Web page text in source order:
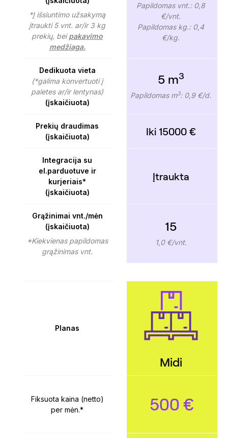
*Į išsiuntimo užsakymą
įtraukti 5 vnt. ar/ir 3 kg
prekių, beipakavimo
medžiaga.
Papildomas vnt.: 0,8
€/vnt.
Papildomas kg.: 0,4
€/kg.
Dedikuota vieta
(*galima konvertuoti į
paletes ar/ir lentynas)
(įskaičiuota)
5 m3
Papildomas m3: 0,9 €/d.
Prekių draudimas
(įskaičiuota)
Iki 15000 €
Integracija su
el.parduotuve ir
kurjeriais*
(įskaičiuota)
Įtraukta
Grąžinimai vnt./mėn
(įskaičiuota)
*Kiekvienas papildomas
grąžinimas vnt.
15
1,0 €/vnt.
Planas
Midi
Fiksuota kaina (netto)
per mėn.*
500 €